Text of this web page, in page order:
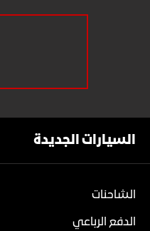
السيارات الجديدة
الشاحنات
الدفع الرباعي